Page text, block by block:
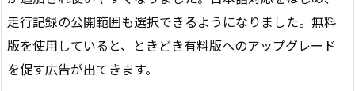
走行記録の公開範囲も選択できるようになりました。無料
版を使用していると、ときどき有料版へのアップグレード
を促す広告が出てきます。